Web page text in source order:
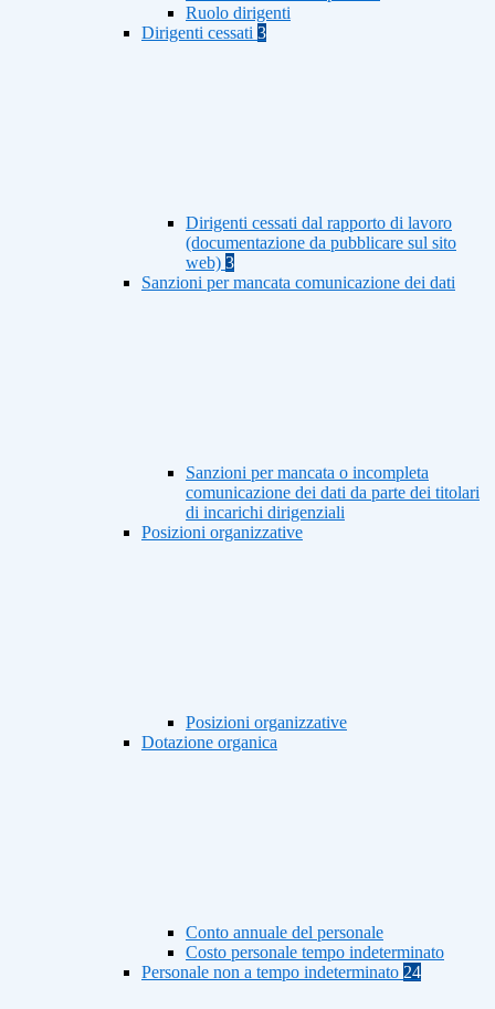
Ruolo dirigenti
Dirigenti cessati 3
Dirigenti cessati dal rapporto di lavoro
(documentazione da pubblicare sul sito
web) 3
Sanzioni per mancata comunicazione dei dati
Sanzioni per mancata o incompleta
comunicazione dei dati da parte dei titolari
di incarichi dirigenziali
Posizioni organizzative
Posizioni organizzative
Dotazione organica
Conto annuale del personale
Costo personale tempo indeterminato
Personale non a tempo indeterminato 24